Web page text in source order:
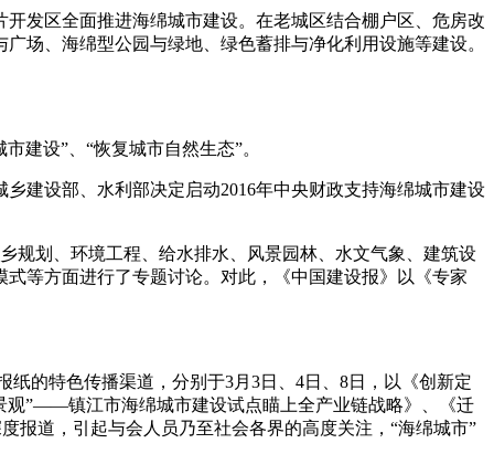
发区全面推进海绵城市建设。在老城区结合棚户区、危房改
场、海绵型公园与绿地、绿色蓄排与净化利用设施等建设。
建设”、“恢复城市自然生态”。
建设部、水利部决定启动2016年中央财政支持海绵城市建设
规划、环境工程、给水排水、风景园林、水文气象、建筑设
等方面进行了专题讨论。对此，《中国建设报》以《专家
的特色传播渠道，分别于3月3日、4日、8日，以《创新定
观”——镇江市海绵城市建设试点瞄上全产业链战略》、《迁
报道，引起与会人员乃至社会各界的高度关注，“海绵城市”